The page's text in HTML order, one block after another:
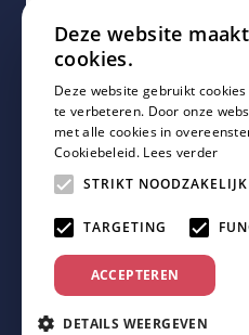
NIEUWSBRIEF
Schrijf je in voor onze
update van Plaza Padel!
Deze website
cookies.
Deze website gebruikt
te verbeteren. Door onze
met alle cookies in
Cookiebeleid. Lees verder
STRIKT NOODZAKELIJK
TARGETING
ACCEPTEREN
DETAILS WEERGEVEN